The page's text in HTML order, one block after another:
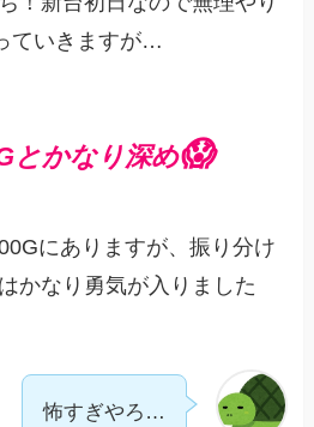
ていきますが…
とかなり深め😱
にありますが、振り分け
かなり勇気が入りました
怖すぎやろ…